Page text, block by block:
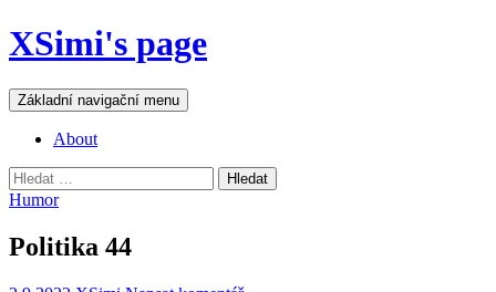
Přejít
k
webu
XSimi's page
Hledat
Základní navigační menu
About
Vyhledávání
Humor
Politika 44